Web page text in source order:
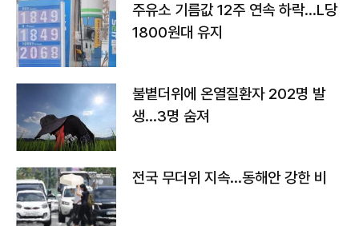
주유소 기름값 12주 연속 하락…L당
1800원대 유지
불볕더위에 온열질환자 202명 발
생…3명 숨져
전국 무더위 지속…동해안 강한 비